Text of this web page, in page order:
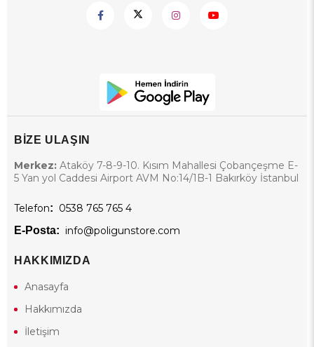
BİZE ULAŞIN
Merkez: Ataköy 7-8-9-10. Kısım Mahallesi Çobançeşme E-
5 Yan yol Caddesi Airport AVM No:14/1B-1 Bakırköy İstanbul
Telefon: 0538 765 765 4
E-Posta: info@poligunstore.com
HAKKIMIZDA
Anasayfa
Hakkımızda
İletişim